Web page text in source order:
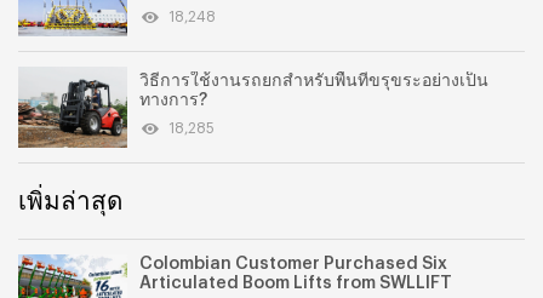
18,248
วิธีการใช้งานรถยกสำหรับพื้นที่ขรุขระอย่างเป็น
ทางการ?
18,285
เพิ่มล่าสุด
Colombian Customer Purchased Six
Articulated Boom Lifts from SWLLIFT